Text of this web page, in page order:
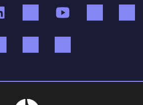
TikTok